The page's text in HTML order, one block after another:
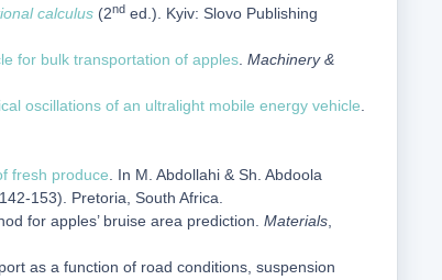
calculus (2nd ed.). Kyiv: Slovo Publishing
for bulk transportation of apples Machinery &
oscillations of an ultralight mobile energy vehicle
fresh produce . In M. Abdollahi & Sh. Abdoola
153). Pretoria, South Africa.
for apples’ bruise area prediction. Materials
as a function of road conditions, suspension